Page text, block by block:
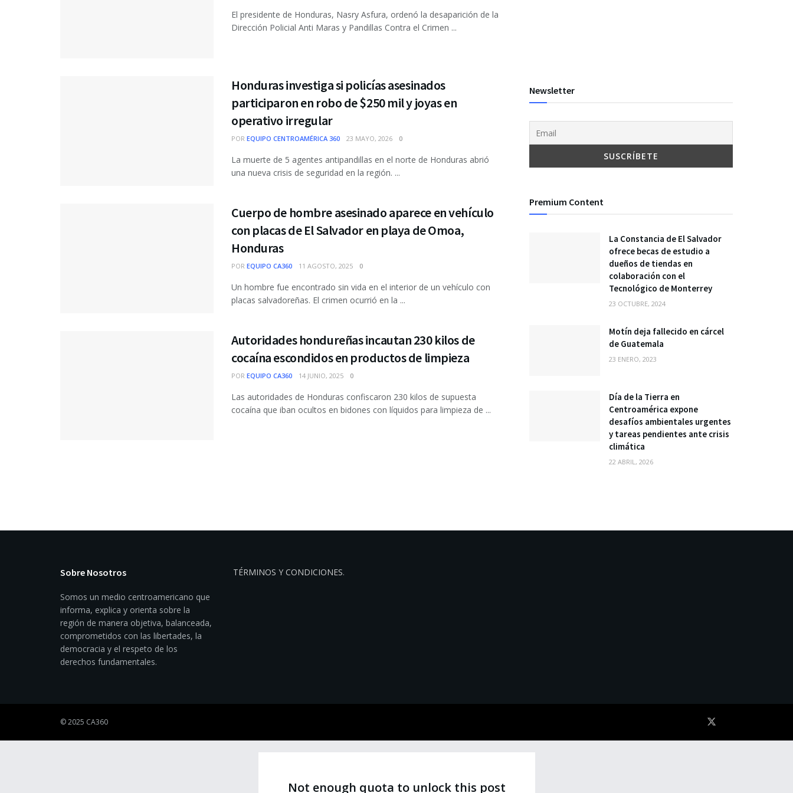
El presidente de Honduras, Nasry Asfura, ordenó la desaparición de la
Dirección Policial Anti Maras y Pandillas Contra el Crimen ...
Honduras investiga si policías asesinados
participaron en robo de $250 mil y joyas en
operativo irregular
POR EQUIPO CENTROAMÉRICA 360 23 MAYO, 2026 0
La muerte de 5 agentes antipandillas en el norte de Honduras abrió
una nueva crisis de seguridad en la región. ...
Cuerpo de hombre asesinado aparece en vehículo
con placas de El Salvador en playa de Omoa,
Honduras
POR EQUIPO CA360 11 AGOSTO, 2025 0
Un hombre fue encontrado sin vida en el interior de un vehículo con
placas salvadoreñas. El crimen ocurrió en la ...
Autoridades hondureñas incautan 230 kilos de
cocaína escondidos en productos de limpieza
POR EQUIPO CA360 14 JUNIO, 2025 0
Las autoridades de Honduras confiscaron 230 kilos de supuesta
cocaína que iban ocultos en bidones con líquidos para limpieza de ...
Newsletter
Premium Content
La Constancia de El Salvador
ofrece becas de estudio a
dueños de tiendas en
colaboración con el
Tecnológico de Monterrey
23 OCTUBRE, 2024
Motín deja fallecido en cárcel
de Guatemala
23 ENERO, 2023
Día de la Tierra en
Centroamérica expone
desafíos ambientales urgentes
y tareas pendientes ante crisis
climática
22 ABRIL, 2026
Sobre Nosotros
Somos un medio centroamericano que
informa, explica y orienta sobre la
región de manera objetiva, balanceada,
comprometidos con las libertades, la
democracia y el respeto de los
derechos fundamentales.
TÉRMINOS Y CONDICIONES.
© 2025 CA360
Not enough quota to unlock this post